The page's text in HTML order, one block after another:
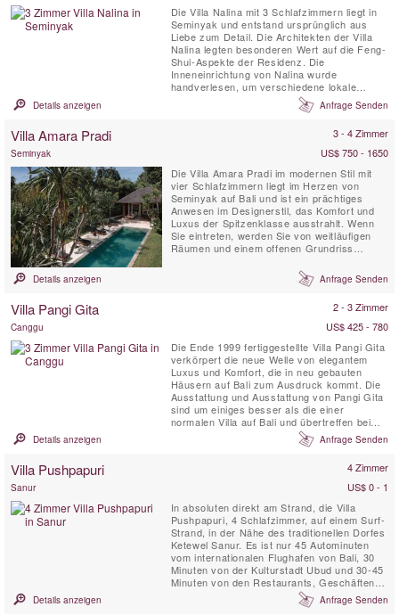
Die Villa Nalina mit 3 Schlafzimmern liegt in
Seminyak und entstand ursprünglich aus
Liebe zum Detail. Die Architekten der Villa
Nalina legten besonderen Wert auf die Feng-
Shui-Aspekte der Residenz. Die
Inneneinrichtung von Nalina wurde
handverlesen, um verschiedene lokale
Einflüsse hervorzuheben, wie beispielsweise
die chinesischen Keramikvasen und die
Steinstatuen im Gartenbereich. Die
Verwendung von lokal gewonnenen,
Details anzeigen Anfrage Senden
Villa Amara Pradi 3 - 4 Zimmer
Seminyak
US$ 750 - 1650
Die Villa Amara Pradi im modernen Stil mit
vier Schlafzimmern liegt im Herzen von
Seminyak auf Bali und ist ein prächtiges
Anwesen im Designerstil, das Komfort und
Luxus der Spitzenklasse ausstrahlt. Wenn
Sie eintreten, werden Sie von weitläufigen
Räumen und einem offenen Grundriss
Ihren Lieben. Erdige balinesische
Innenräume treffen auf modernes Design.
Details anzeigen Anfrage Senden
Villa Pangi Gita 2 - 3 Zimmer
Canggu
US$ 425 - 780
Die Ende 1999 fertiggestellte Villa Pangi Gita
verkörpert die neue Welle von elegantem
Luxus und Komfort, die in neu gebauten
Häusern auf Bali zum Ausdruck kommt. Die
Ausstattung und Ausstattung von Pangi Gita
sind um einiges besser als die einer
normalen Villa auf Bali und übertreffen bei
Weitem die eines Fünf-Sterne-Hotels. Jedes
der drei luxuriösen Schlafzimmer befindet
Bungalow-Stil. Alle Gebäude auf dem
Details anzeigen Anfrage Senden
Villa Pushpapuri 4 Zimmer
Sanur
US$ 0 - 1
In absoluten direkt am Strand, die Villa
Pushpapuri, 4 Schlafzimmer, auf einem Surf-
Strand, in der Nähe des traditionellen Dorfes
Ketewel Sanur. Es ist nur 45 Autominuten
vom internationalen Flughafen von Bali, 30
Minuten von der Kulturstadt Ubud und 30-45
Minuten von den Restaurants, Geschäften
und Nachtleben von Kuta und Seminyak. Es
wird durch den Fluss Wos und einem
Details anzeigen Anfrage Senden